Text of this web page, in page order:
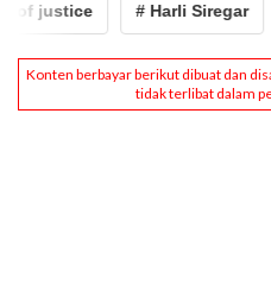
justice # Harli Siregar